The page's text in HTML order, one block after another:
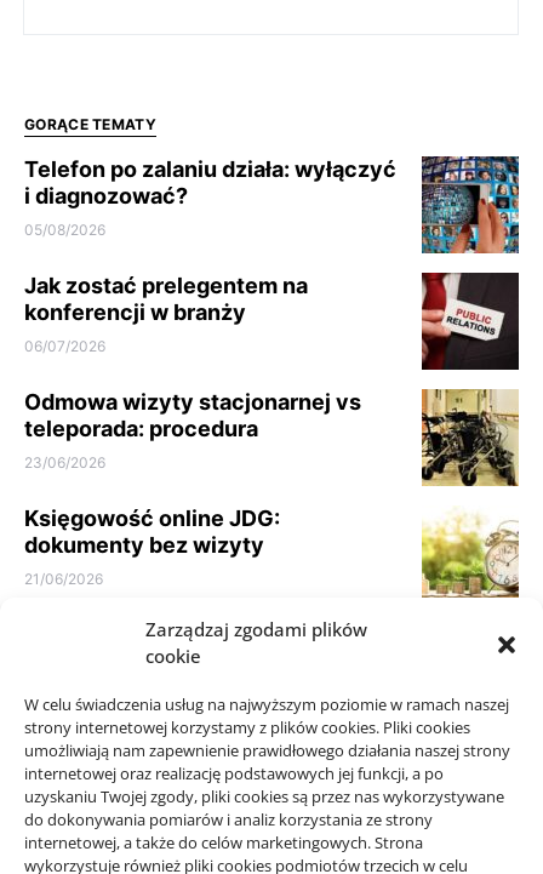
Zarządzaj zgodami plików
cookie
W celu świadczenia usług na najwyższym poziomie w ramach naszej
strony internetowej korzystamy z plików cookies. Pliki cookies
umożliwiają nam zapewnienie prawidłowego działania naszej strony
internetowej oraz realizację podstawowych jej funkcji, a po
uzyskaniu Twojej zgody, pliki cookies są przez nas wykorzystywane
do dokonywania pomiarów i analiz korzystania ze strony
internetowej, a także do celów marketingowych. Strona
wykorzystuje również pliki cookies podmiotów trzecich w celu
GORĄCE TEMATY
Telefon po zalaniu działa: wyłączyć
i diagnozować?
05/08/2026
Jak zostać prelegentem na
konferencji w branży
06/07/2026
Odmowa wizyty stacjonarnej vs
teleporada: procedura
23/06/2026
Księgowość online JDG:
dokumenty bez wizyty
21/06/2026
Parkiet do domu do spokojnego
wnętrza: jak nie kierować się
10/06/2026